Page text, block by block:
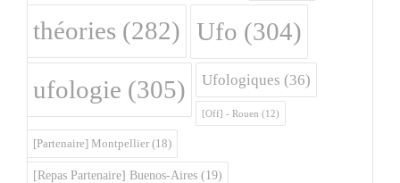
théories (282) Ufo (304)
ufologie (305) Ufologiques (36)
[Off] - Rouen (12)
[Partenaire] Montpellier (18)
[Repas Partenaire] Buenos-Aires (19)